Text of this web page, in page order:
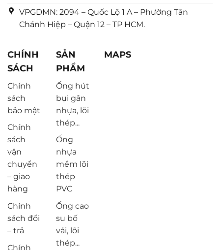
VPGDMN: 2094 – Quốc Lộ 1 A – Phường Tân
Chánh Hiệp – Quận 12 – TP HCM.
CHÍNH
SÁCH
Chính
sách
bảo mật
Chính
sách
vận
chuyển
– giao
hàng
Chính
sách đổi
– trả
Chính
SẢN
PHẨM
Ống hút
bụi gân
nhựa, lõi
thép...
Ống
nhựa
mềm lõi
thép
PVC
Ống cao
su bố
vải, lõi
thép...
MAPS